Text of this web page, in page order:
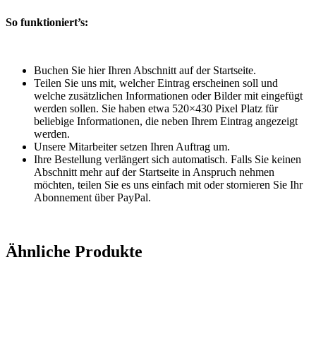
So funktioniert’s:
Buchen Sie hier Ihren Abschnitt auf der Startseite.
Teilen Sie uns mit, welcher Eintrag erscheinen soll und
welche zusätzlichen Informationen oder Bilder mit eingefügt
werden sollen. Sie haben etwa 520×430 Pixel Platz für
beliebige Informationen, die neben Ihrem Eintrag angezeigt
werden.
Unsere Mitarbeiter setzen Ihren Auftrag um.
Ihre Bestellung verlängert sich automatisch. Falls Sie keinen
Abschnitt mehr auf der Startseite in Anspruch nehmen
möchten, teilen Sie es uns einfach mit oder stornieren Sie Ihr
Abonnement über PayPal.
Ähnliche Produkte